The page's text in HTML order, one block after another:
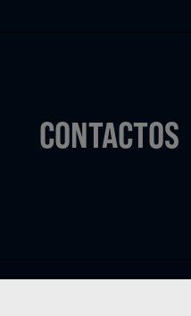
CONTACTOS